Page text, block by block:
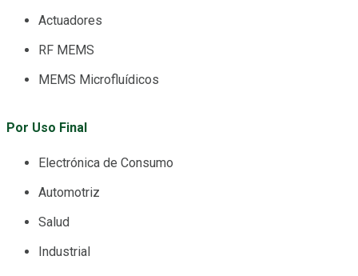
Actuadores
RF MEMS
MEMS Microfluídicos
Por Uso Final
Electrónica de Consumo
Automotriz
Salud
Industrial